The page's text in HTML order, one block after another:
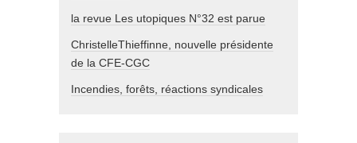
la revue Les utopiques N°32 est parue
ChristelleThieffinne, nouvelle présidente
de la CFE-CGC
Incendies, forêts, réactions syndicales